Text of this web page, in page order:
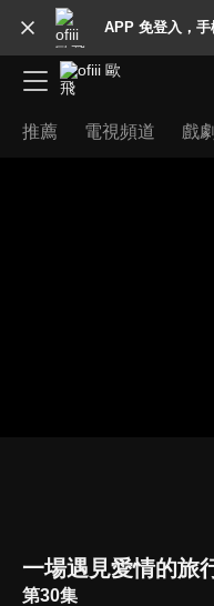
APP 免登入，
推薦 電視頻道 戲劇
一場遇見愛情的旅
第30集